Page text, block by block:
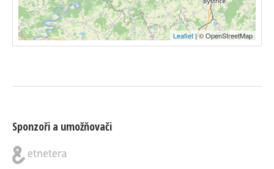
Leaflet | © OpenStreetMap
Sponzoři a umožňovači